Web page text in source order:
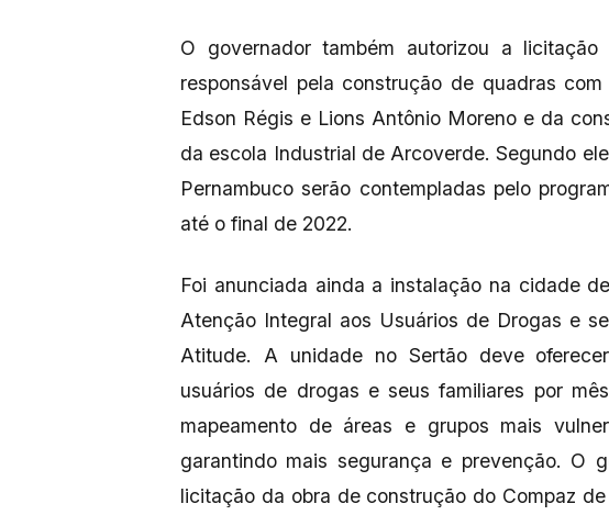
O governador também autorizou a
responsável pela construção de quadras
Edson Régis e Lions Antônio Moreno e da
da escola Industrial de Arcoverde. Segundo
Pernambuco serão contempladas pelo
até o final de 2022.
Foi anunciada ainda a instalação na cidade
Atenção Integral aos Usuários de Drogas e
Atitude. A unidade no Sertão deve
usuários de drogas e seus familiares por
mapeamento de áreas e grupos mais
garantindo mais segurança e prevenção. O
licitação da obra de construção do Compaz